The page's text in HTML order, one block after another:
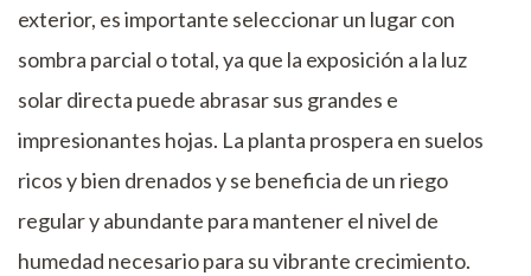
exterior, es importante seleccionar un lugar con
sombra parcial o total, ya que la exposición a la luz
solar directa puede abrasar sus grandes e
impresionantes hojas. La planta prospera en suelos
ricos y bien drenados y se beneficia de un riego
regular y abundante para mantener el nivel de
humedad necesario para su vibrante crecimiento.